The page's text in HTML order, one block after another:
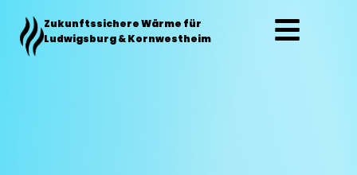
Inhalt
springen
Zukunftssichere Wärme für
Ludwigsburg & Kornwestheim